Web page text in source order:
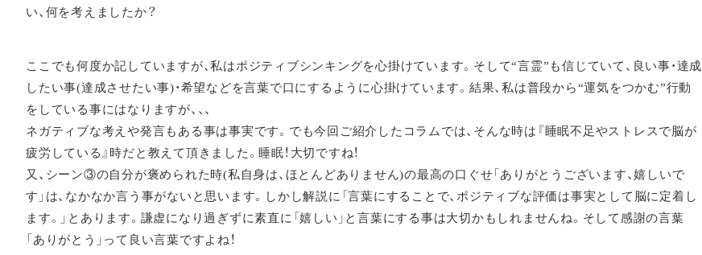
い、何を考えましたか？
ここでも何度か記していますが、私はポジティブシンキングを心掛けています。そして“言霊”も信じていて、良い事・達成
したい事(達成させたい事)・希望などを言葉で口にするように心掛けています。結果、私は普段から“運気をつかむ”行動
をしている事にはなりますが、、、
ネガティブな考えや発言もある事は事実です。でも今回ご紹介したコラムでは、そんな時は『睡眠不足やストレスで脳が
疲労している』時だと教えて頂きました。睡眠！大切ですね！
又、シーン③の自分が褒められた時(私自身は、ほとんどありません)の最高の口ぐせ「ありがとうございます、嬉しいで
す」は、なかなか言う事がないと思います。しかし解説に「言葉にすることで、ポジティブな評価は事実として脳に定着し
ます。」とあります。謙虚になり過ぎずに素直に「嬉しい」と言葉にする事は大切かもしれませんね。そして感謝の言葉
「ありがとう」って良い言葉ですよね！